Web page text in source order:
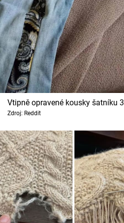
Vtipně opravené kousky šatníku 3
Zdroj: Reddit